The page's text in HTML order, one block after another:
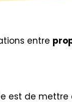
entre
est de mettre